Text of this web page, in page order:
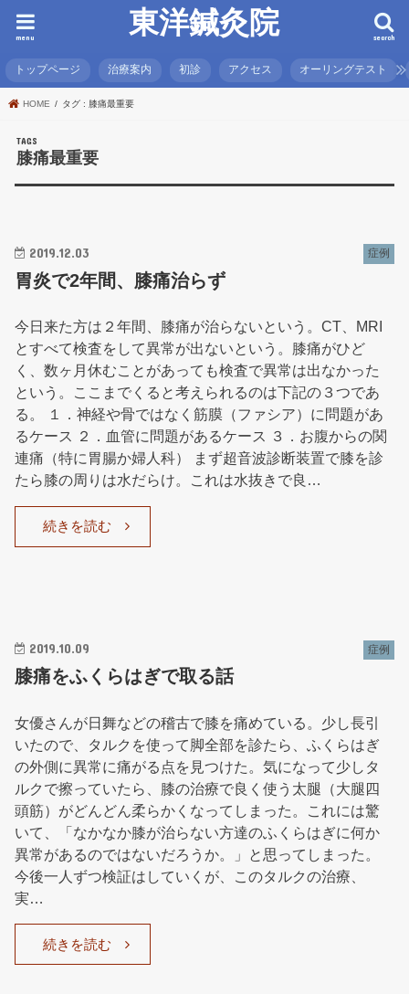
東洋鍼灸院 search
menu
トップページ 治療案内 初診 アクセス オーリングテスト
HOME タグ : 膝痛最重要
膝痛最重要
2019.12.03 症例
胃炎で2年間、膝痛治らず
今日来た方は２年間、膝痛が治らないという。CT、MRI
とすべて検査をして異常が出ないという。膝痛がひど
く、数ヶ月休むことがあっても検査で異常は出なかった
という。ここまでくると考えられるのは下記の３つであ
る。 １．神経や骨ではなく筋膜（ファシア）に問題があ
るケース ２．血管に問題があるケース ３．お腹からの関
連痛（特に胃腸か婦人科） まず超音波診断装置で膝を診
たら膝の周りは水だらけ。これは水抜きで良…
続きを読む
2019.10.09 症例
膝痛をふくらはぎで取る話
女優さんが日舞などの稽古で膝を痛めている。少し長引
いたので、タルクを使って脚全部を診たら、ふくらはぎ
の外側に異常に痛がる点を見つけた。気になって少しタ
ルクで擦っていたら、膝の治療で良く使う太腿（大腿四
頭筋）がどんどん柔らかくなってしまった。これには驚
いて、「なかなか膝が治らない方達のふくらはぎに何か
異常があるのではないだろうか。」と思ってしまった。
今後一人ずつ検証はしていくが、このタルクの治療、
実…
続きを読む